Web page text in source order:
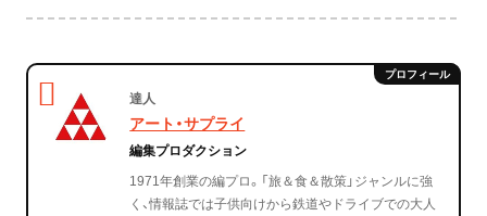
達人
アート・サプライ
編集プロダクション
1971年創業の編プロ。「旅＆食＆散策」ジャンルに強
く、情報誌では子供向けから鉄道やドライブでの大人